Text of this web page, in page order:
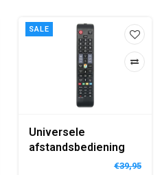
SALE
Universele
afstandsbediening
€39,95